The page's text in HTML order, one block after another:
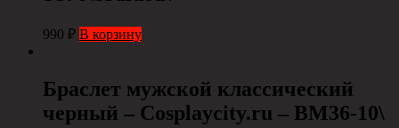
990 ₽ В корзину
Браслет мужской классический
черный – Cosplaycity.ru – BM36-10\